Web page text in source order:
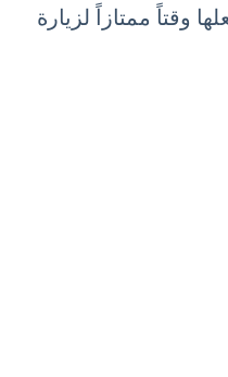
وقتاً ممتازاً لزيارة